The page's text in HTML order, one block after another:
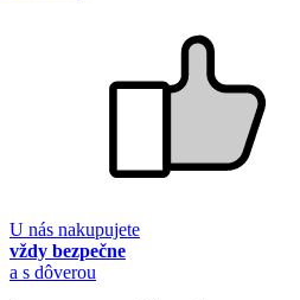
U nás nakupujete
vždy bezpečne
a s dôverou